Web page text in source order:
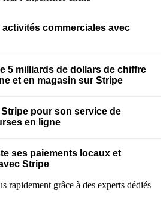
activités commerciales avec
5 milliards de dollars de chiffre
et en magasin sur Stripe
Stripe pour son service de
en ligne
ses paiements locaux et
Stripe
rapidement grâce à des experts dédiés